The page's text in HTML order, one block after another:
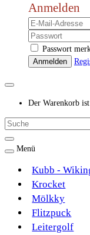
Anmelden
Passwort
Anmelden
Der Warenkorb
Menü
Kubb -
Krocket
Mölkky
Flitzpuck
Leitergolf